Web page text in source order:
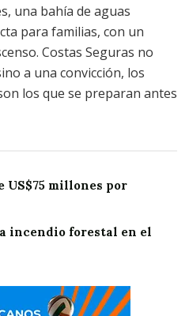
una bahía de aguas
para familias, con un
Costas Seguras no
a una convicción, los
los que se preparan antes
US$75 millones por
incendio forestal en el